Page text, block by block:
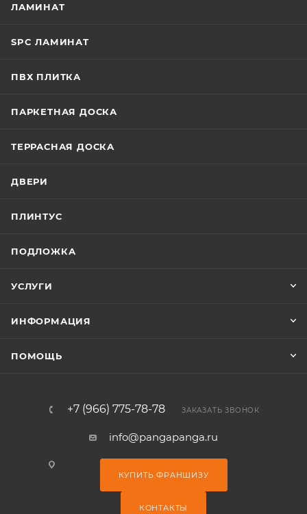
ЛАМИНАТ
SPC ЛАМИНАТ
ПВХ ПЛИТКА
ПАРКЕТНАЯ ДОСКА
ТЕРРАСНАЯ ДОСКА
ДВЕРИ
ПЛИНТУС
ПОДЛОЖКА
УСЛУГИ
ИНФОРМАЦИЯ
ПОМОЩЬ
+7 (966) 775-78-78 ЗАКАЗАТЬ ЗВОНОК
info@pangapanga.ru
КУПИТЬ ФРАНШИЗУ
КОНТАКТЫ